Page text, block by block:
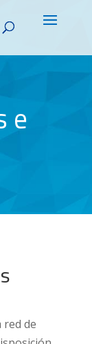
e
red de